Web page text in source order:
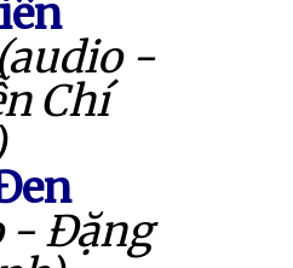
(audio -
Chí
- Đặng